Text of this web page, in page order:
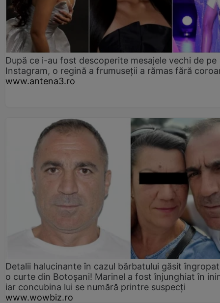
După ce i-au fost descoperite mesajele vechi de pe
Instagram, o regină a frumuseții a rămas fără
www.antena3.ro
Detalii halucinante în cazul bărbatului găsit
o curte din Botoșani! Marinel a fost înjunghiat în
iar concubina lui se numără printre suspecți
www.wowbiz.ro